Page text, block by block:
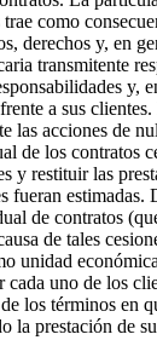
como
derechos y, en
transmitente
y,
a sus clientes.
las acciones de
de los contratos
y restituir las
fueran estimadas.
de contratos
de tales
unidad
cada uno de los
los términos en
la prestación de